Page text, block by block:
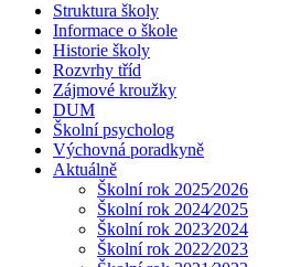
Struktura školy
Informace o škole
Historie školy
Rozvrhy tříd
Zájmové kroužky
DUM
Školní psycholog
Výchovná poradkyně
Aktuálně
Školní rok 2025⁄2026
Školní rok 2024⁄2025
Školní rok 2023⁄2024
Školní rok 2022⁄2023